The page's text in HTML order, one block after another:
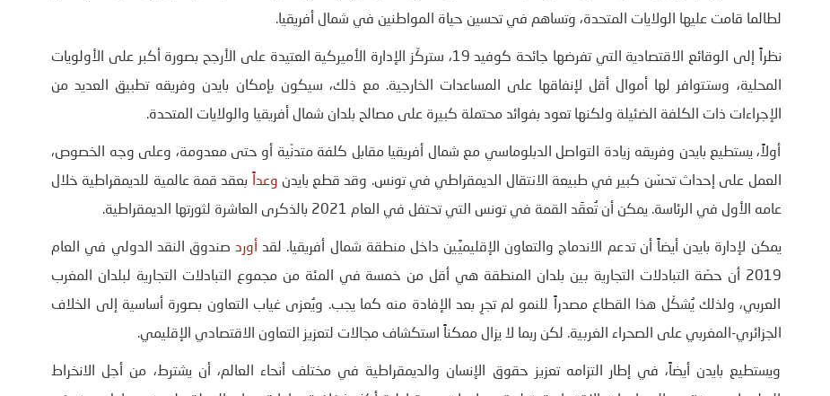
لطالما قامت عليها الولايات المتحدة، وتساهم في تحسين حياة المواطنين في شمال أفريقيا.
نظراً إلى الوقائع الاقتصادية التي تفرضها جائحة كوفيد 19، ستركّز الإدارة الأميركية العتيدة على الأرجح بصورة أكبر على الأولويات
المحلية، وستتوافر لها أموال أقل لإنفاقها على المساعدات الخارجية. مع ذلك، سيكون بإمكان بايدن وفريقه تطبيق العديد من
الإجراءات ذات الكلفة الضئيلة ولكنها تعود بفوائد محتملة كبيرة على مصالح بلدان شمال أفريقيا والولايات المتحدة.
أولاً، يستطيع بايدن وفريقه زيادة التواصل الدبلوماسي مع شمال أفريقيا مقابل كلفة متدنّية أو حتى معدومة، وعلى وجه الخصوص،
العمل على إحداث تحسّن كبير في طبيعة الانتقال الديمقراطي في تونس. وقد قطع بايدن وعداً
بعقد قمة عالمية للديمقراطية خلال
عامه الأول في الرئاسة. يمكن أن تُعقَد القمة في تونس التي تحتفل في العام 2021 بالذكرى العاشرة لثورتها الديمقراطية.
يمكن لإدارة بايدن أيضاً أن تدعم الاندماج والتعاون الإقليميَّين داخل منطقة شمال أفريقيا. لقد أوردصندوق النقد الدولي في العام
2019 أن حصّة التبادلات التجارية بين بلدان المنطقة هي أقل من خمسة في المئة من مجموع التبادلات التجارية لبلدان المغرب
العربي، ولذلك يُشكّل هذا القطاع مصدراً للنمو لم تجرِ بعد الإفادة منه كما يجب. ويُعزى غياب التعاون بصورة أساسية إلى الخلاف
الجزائري-المغربي على الصحراء الغربية. لكن ربما لا يزال ممكناً استكشاف مجالات لتعزيز التعاون الاقتصادي الإقليمي.
ويستطيع بايدن أيضاً، في إطار التزامه تعزيز حقوق الإنسان والديمقراطية في مختلف أنحاء العالم، أن يشترط، من أجل الانخراط